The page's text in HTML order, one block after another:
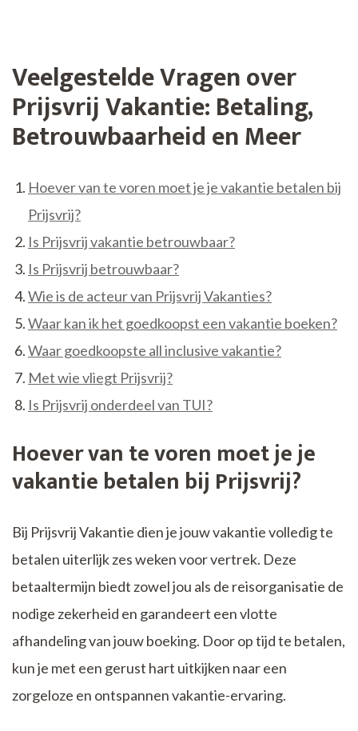
Veelgestelde Vragen over
Prijsvrij Vakantie: Betaling,
Betrouwbaarheid en Meer
Hoever van te voren moet je je vakantie betalen bij
Prijsvrij?
Is Prijsvrij vakantie betrouwbaar?
Is Prijsvrij betrouwbaar?
Wie is de acteur van Prijsvrij Vakanties?
Waar kan ik het goedkoopst een vakantie boeken?
Waar goedkoopste all inclusive vakantie?
Met wie vliegt Prijsvrij?
Is Prijsvrij onderdeel van TUI?
Hoever van te voren moet je je
vakantie betalen bij Prijsvrij?
Bij Prijsvrij Vakantie dien je jouw vakantie volledig te
betalen uiterlijk zes weken voor vertrek. Deze
betaaltermijn biedt zowel jou als de reisorganisatie de
nodige zekerheid en garandeert een vlotte
afhandeling van jouw boeking. Door op tijd te betalen,
kun je met een gerust hart uitkijken naar een
zorgeloze en ontspannen vakantie-ervaring.